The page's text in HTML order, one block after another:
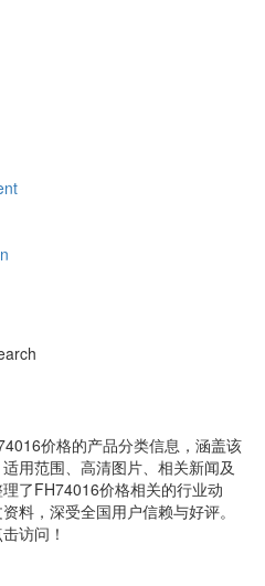
价格的产品分类信息，涵盖该
用范围、高清图片、相关新闻及
了FH74016价格相关的行业动
料，深受全国用户信赖与好评。
访问！